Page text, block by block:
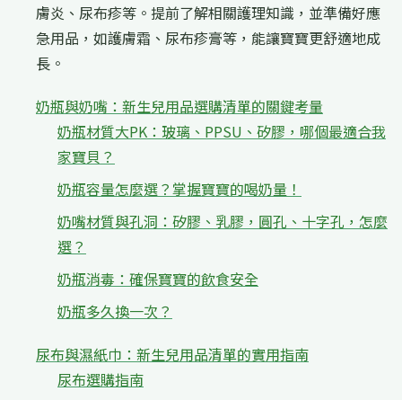
膚炎、尿布疹等。提前了解相關護理知識，並準備好應
急用品，如護膚霜、尿布疹膏等，能讓寶寶更舒適地成
長。
奶瓶與奶嘴：新生兒用品選購清單的關鍵考量
奶瓶材質大PK：玻璃、PPSU、矽膠，哪個最適合我
家寶貝？
奶瓶容量怎麼選？掌握寶寶的喝奶量！
奶嘴材質與孔洞：矽膠、乳膠，圓孔、十字孔，怎麼
選？
奶瓶消毒：確保寶寶的飲食安全
奶瓶多久換一次？
尿布與濕紙巾：新生兒用品清單的實用指南
尿布選購指南